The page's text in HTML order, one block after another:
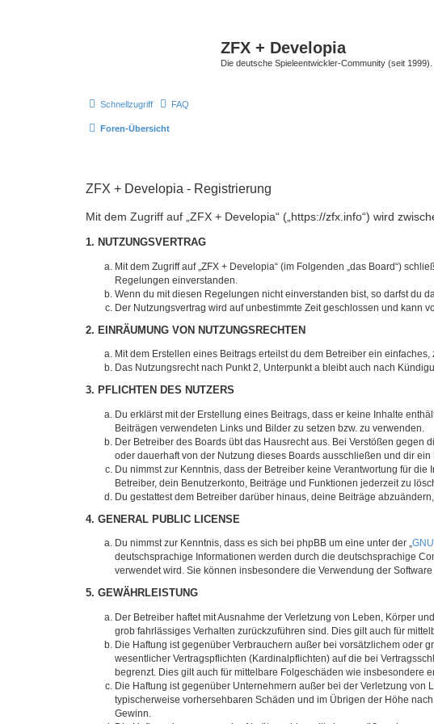
ZFX + Developia
Die deutsche Spieleentwickler-Community (seit 1999).
Schnellzugriff FAQ
Foren-Übersicht
ZFX + Developia - Registrierung
Mit dem Zugriff auf „ZFX + Developia“ („https://zfx.info“) wird
1. NUTZUNGSVERTRAG
Mit dem Zugriff auf „ZFX + Developia“ (im Folgenden „das Board“)
Regelungen einverstanden.
Wenn du mit diesen Regelungen nicht einverstanden bist, so darfst du
Der Nutzungsvertrag wird auf unbestimmte Zeit geschlossen und kann
2. EINRÄUMUNG VON NUTZUNGSRECHTEN
Mit dem Erstellen eines Beitrags erteilst du dem Betreiber ein
Das Nutzungsrecht nach Punkt 2, Unterpunkt a bleibt auch nach
3. PFLICHTEN DES NUTZERS
Du erklärst mit der Erstellung eines Beitrags, dass er keine Inhalte
Beiträgen verwendeten Links und Bilder zu setzen bzw. zu verwenden.
Der Betreiber des Boards übt das Hausrecht aus. Bei Verstößen
oder dauerhaft von der Nutzung dieses Boards ausschließen und dir ein
Du nimmst zur Kenntnis, dass der Betreiber keine Verantwortung für
Betreiber, dein Benutzerkonto, Beiträge und Funktionen jederzeit zu
Du gestattest dem Betreiber darüber hinaus, deine Beiträge
4. GENERAL PUBLIC LICENSE
Du nimmst zur Kenntnis, dass es sich bei phpBB um eine unter der „
deutschsprachige Informationen werden durch die deutschsprachige
verwendet wird. Sie können insbesondere die Verwendung der
5. GEWÄHRLEISTUNG
Der Betreiber haftet mit Ausnahme der Verletzung von Leben, Körper
grob fahrlässiges Verhalten zurückzuführen sind. Dies gilt auch für
Die Haftung ist gegenüber Verbrauchern außer bei vorsätzlichem oder
wesentlicher Vertragspflichten (Kardinalpflichten) auf die bei
begrenzt. Dies gilt auch für mittelbare Folgeschäden wie insbesondere
Die Haftung ist gegenüber Unternehmern außer bei der Verletzung
typischerweise vorhersehbaren Schäden und im Übrigen der Höhe
Gewinn.